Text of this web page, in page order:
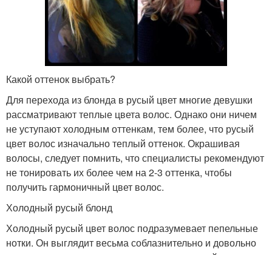
Какой оттенок выбрать?
Для перехода из блонда в русый цвет многие девушки
рассматривают теплые цвета волос. Однако они ничем
не уступают холодным оттенкам, тем более, что русый
цвет волос изначально теплый оттенок. Окрашивая
волосы, следует помнить, что специалисты рекомендуют
не тонировать их более чем на 2-3 оттенка, чтобы
получить гармоничный цвет волос.
Холодный русый блонд
Холодный русый цвет волос подразумевает пепельные
нотки. Он выглядит весьма соблазнительно и довольно